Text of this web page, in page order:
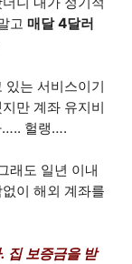
고 매달 4달러
있는 서비스이기
만 계좌 유지비
….. 헐랭….
래도 일년 이내
이 해외 계좌를
집 보증금을 받